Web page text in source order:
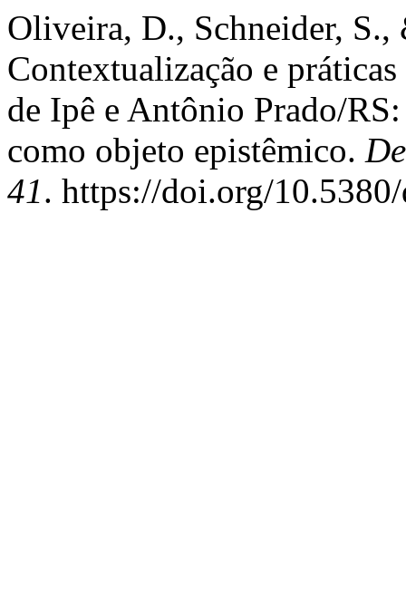
Oliveira, D., Schneider,
Contextualização e
de Ipê e Antônio Prado/
como objeto epistêmico.
41. https://doi.org/